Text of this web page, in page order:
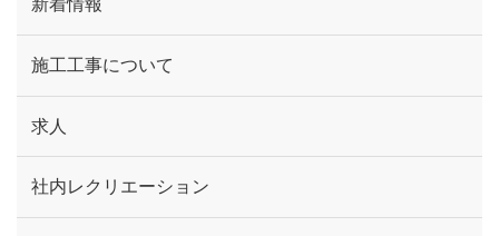
新着情報
施工工事について
求人
社内レクリエーション